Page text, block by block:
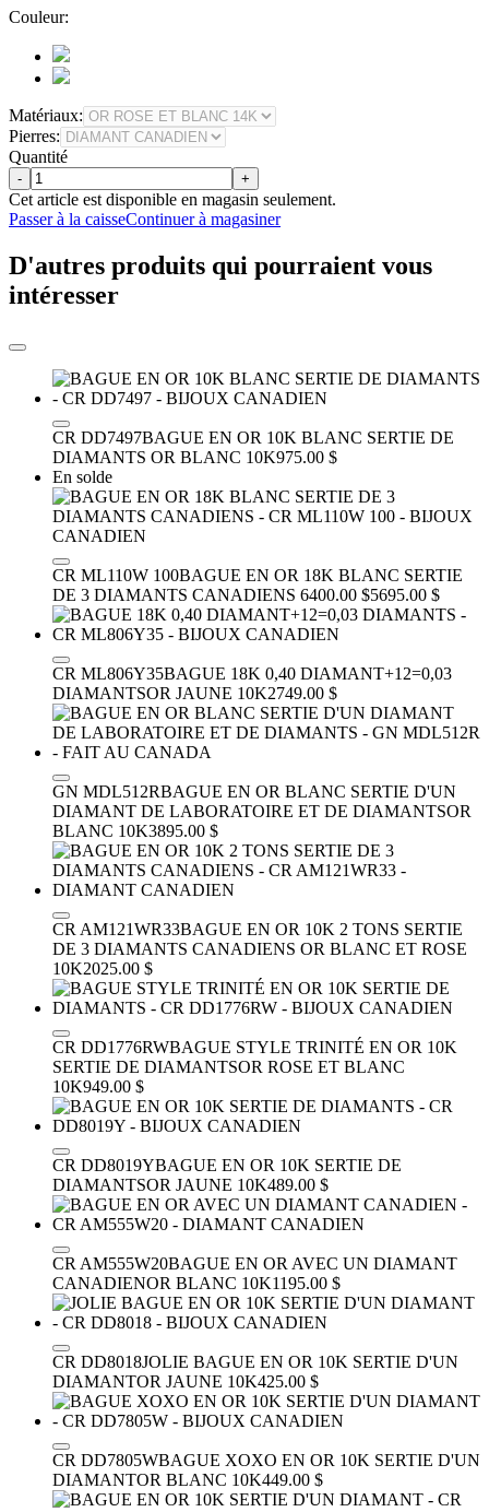
Couleur:
Matériaux:
Pierres:
Quantité
- +
Cet article est disponible en magasin seulement.
Passer à la caisseContinuer à magasiner
D'autres produits qui pourraient vous
intéresser
CR DD7497BAGUE EN OR 10K BLANC SERTIE DE
DIAMANTS OR BLANC 10K975.00 $
En solde
CR ML110W 100BAGUE EN OR 18K BLANC SERTIE
DE 3 DIAMANTS CANADIENS 6400.00 $5695.00 $
CR ML806Y35BAGUE 18K 0,40 DIAMANT+12=0,03
DIAMANTSOR JAUNE 10K2749.00 $
GN MDL512RBAGUE EN OR BLANC SERTIE D'UN
DIAMANT DE LABORATOIRE ET DE DIAMANTSOR
BLANC 10K3895.00 $
CR AM121WR33BAGUE EN OR 10K 2 TONS SERTIE
DE 3 DIAMANTS CANADIENS OR BLANC ET ROSE
10K2025.00 $
CR DD1776RWBAGUE STYLE TRINITÉ EN OR 10K
SERTIE DE DIAMANTSOR ROSE ET BLANC
10K949.00 $
CR DD8019YBAGUE EN OR 10K SERTIE DE
DIAMANTSOR JAUNE 10K489.00 $
CR AM555W20BAGUE EN OR AVEC UN DIAMANT
CANADIENOR BLANC 10K1195.00 $
CR DD8018JOLIE BAGUE EN OR 10K SERTIE D'UN
DIAMANTOR JAUNE 10K425.00 $
CR DD7805WBAGUE XOXO EN OR 10K SERTIE D'UN
DIAMANTOR BLANC 10K449.00 $